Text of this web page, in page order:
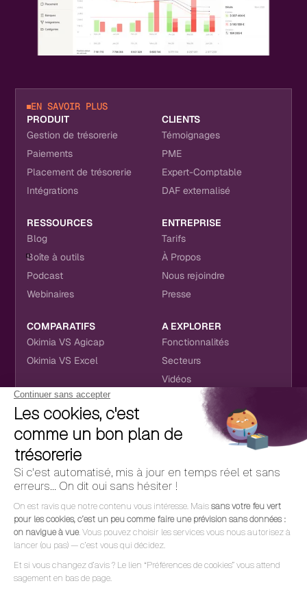
EN SAVOIR PLUS
PRODUIT
Gestion de trésorerie
Paiements
Placement de trésorerie
Intégrations
CLIENTS
Témoignages
PME
Expert-Comptable
DAF externalisé
RESSOURCES
Blog
Boîte à outils
Podcast
Webinaires
ENTREPRISE
Tarifs
À Propos
Nous rejoindre
Presse
COMPARATIFS
Okimia VS Agicap
Okimia VS Excel
A EXPLORER
Fonctionnalités
Secteurs
Vidéos
NOUS RETROUVER
CONTACT
hello@okimia.com
01 76 50 33 88
RÉSEAUX SOCIAUX
Youtube
Instagram
CGU Cookies Mentions légales